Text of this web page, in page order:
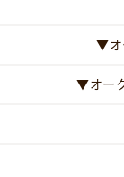
▼オ
▼オー